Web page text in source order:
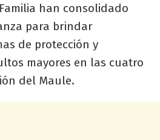
han consolidado
para brindar
de protección y
mayores en las cuatro
del Maule.